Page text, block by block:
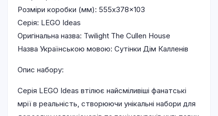
Розміри коробки (мм): 555x378x103
Серія: LEGO Ideas
Оригінальна назва: Twilight The Cullen House
Назва Українською мовою: Сутінки Дім Калленів
Опис набору:
Серія LEGO Ideas втілює найсміливіші фанатські
мрії в реальність, створюючи унікальні набори для